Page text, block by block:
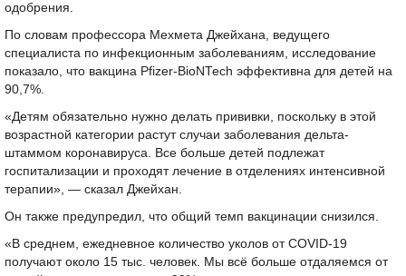
одобрения.
По словам профессора Мехмета Джейхана, ведущего
специалиста по инфекционным заболеваниям, исследование
показало, что вакцина Pfizer-BioNTech эффективна для детей на
90,7%.
«Детям обязательно нужно делать прививки, поскольку в этой
возрастной категории растут случаи заболевания дельта-
штаммом коронавируса. Все больше детей подлежат
госпитализации и проходят лечение в отделениях интенсивной
терапии», — сказал Джейхан.
Он также предупредил, что общий темп вакцинации снизился.
«В среднем, ежедневное количество уколов от COVID-19
получают около 15 тыс. человек. Мы всё больше отдаляемся от